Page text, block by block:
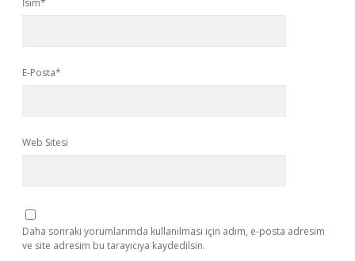
İsim*
E-Posta*
Web Sitesi
Daha sonraki yorumlarımda kullanılması için adım, e-posta adresim
ve site adresim bu tarayıcıya kaydedilsin.